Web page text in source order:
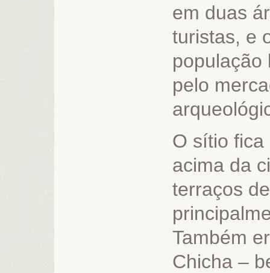
em duas
turistas, e
população
pelo
O sítio
acima da
terraços
Também
Chicha –